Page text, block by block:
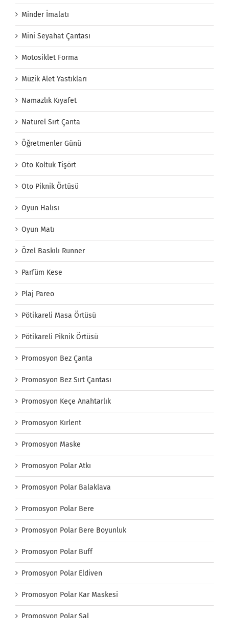
Minder İmalatı
Mini Seyahat Çantası
Motosiklet Forma
Müzik Alet Yastıkları
Namazlık Kıyafet
Naturel Sırt Çanta
Öğretmenler Günü
Oto Koltuk Tişört
Oto Piknik Örtüsü
Oyun Halısı
Oyun Matı
Özel Baskılı Runner
Parfüm Kese
Plaj Pareo
Pötikareli Masa Örtüsü
Pötikareli Piknik Örtüsü
Promosyon Bez Çanta
Promosyon Bez Sırt Çantası
Promosyon Keçe Anahtarlık
Promosyon Kırlent
Promosyon Maske
Promosyon Polar Atkı
Promosyon Polar Balaklava
Promosyon Polar Bere
Promosyon Polar Bere Boyunluk
Promosyon Polar Buff
Promosyon Polar Eldiven
Promosyon Polar Kar Maskesi